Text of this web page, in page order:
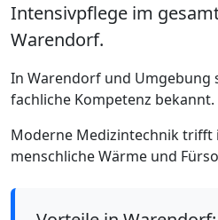
Intensivpflege im
Warendorf.
In Warendorf und Umgebung
fachliche Kompetenz bekannt.
Moderne Medizintechnik trifft
menschliche Wärme und